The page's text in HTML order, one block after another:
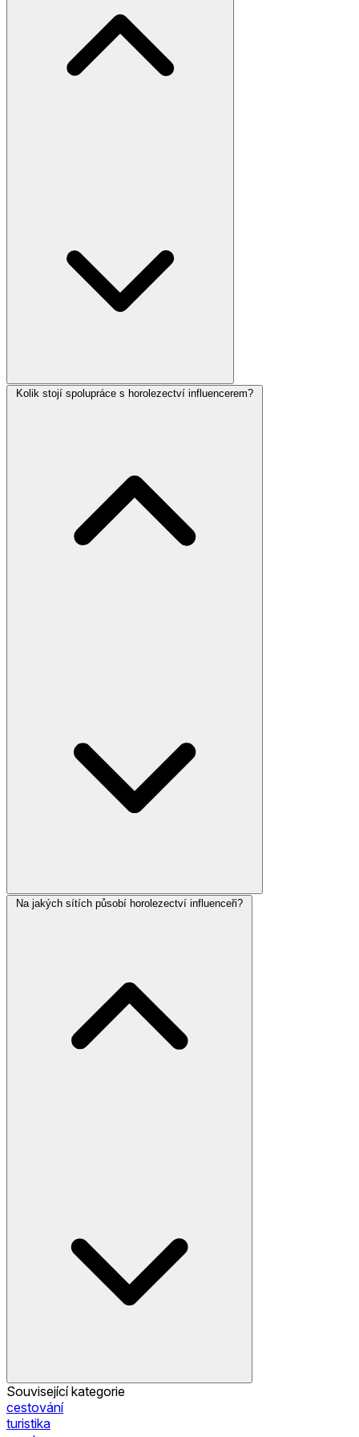
Kolik stojí spolupráce s horolezectví influencerem?
Na jakých sítích působí horolezectví influenceři?
Související kategorie
cestování
turistika